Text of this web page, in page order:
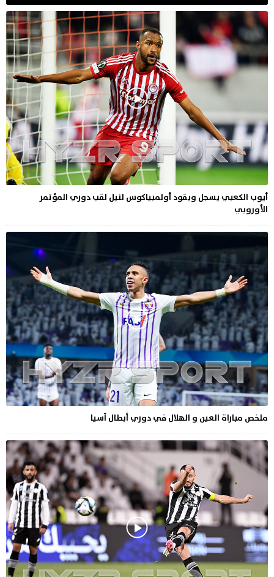
أيوب الكعبي يسجل ويقود أولمبياكوس لنيل لقب دوري المؤتمر
الأوروبي
ملخص مباراة العين و الهلال في دوري أبطال آسيا